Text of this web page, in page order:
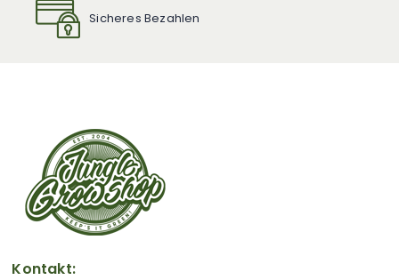
Sicheres Bezahlen
Kontakt: